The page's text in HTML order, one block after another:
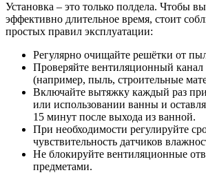
Установка – это только полдела. Чтобы
эффективно длительное время, стоит
простых правил эксплуатации:
Регулярно очищайте решётки от
Проверяйте вентиляционный канал
(например, пыль, строительные
Включайте вытяжку каждый раз
или использовании ванны и
15 минут после выхода из ванной.
При необходимости регулируйте
чувствительность датчиков
Не блокируйте вентиляционные
предметами.